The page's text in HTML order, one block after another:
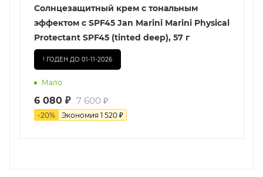
Солнцезащитный крем с тональным
эффектом c SPF45 Jan Marini Marini Physical
Protectant SPF45 (tinted deep), 57 г
! ГОДЕН ДО 01-11-2026
Мало
6 080 ₽ 7 600 ₽
-20% Экономия 1 520 ₽